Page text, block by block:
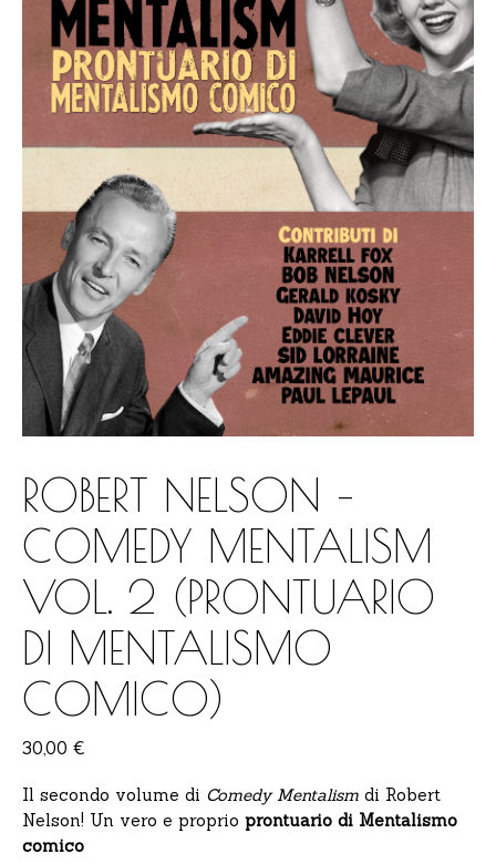
ROBERT NELSON –
COMEDY MENTALISM
VOL. 2 (PRONTUARIO
DI MENTALISMO
COMICO)
30,00 €
Il secondo volume di Comedy Mentalism di Robert
Nelson! Un vero e proprio prontuario di Mentalismo
comico